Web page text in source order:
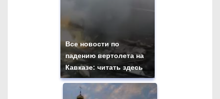
Все новости по
падению вертолета на
Кавказе: читать здесь